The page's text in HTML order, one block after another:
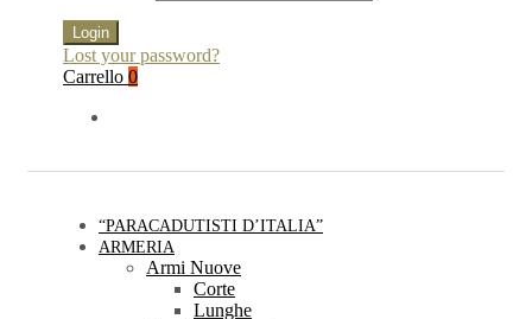
Login
Lost your password?
Carrello 0
“PARACADUTISTI D’ITALIA”
ARMERIA
Armi Nuove
Corte
Lunghe